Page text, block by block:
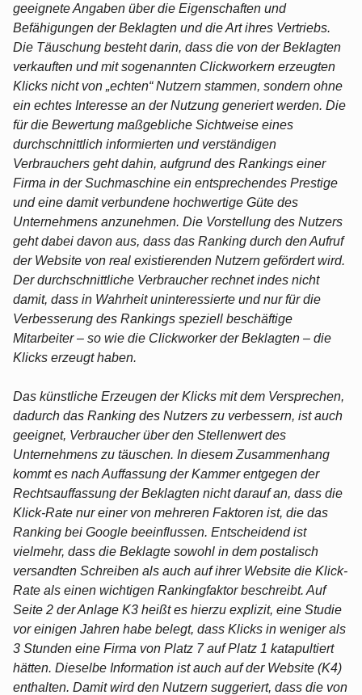
geeignete Angaben über die Eigenschaften und
Befähigungen der Beklagten und die Art ihres Vertriebs.
Die Täuschung besteht darin, dass die von der Beklagten
verkauften und mit sogenannten Clickworkern erzeugten
Klicks nicht von „echten“ Nutzern stammen, sondern ohne
ein echtes Interesse an der Nutzung generiert werden. Die
für die Bewertung maßgebliche Sichtweise eines
durchschnittlich informierten und verständigen
Verbrauchers geht dahin, aufgrund des Rankings einer
Firma in der Suchmaschine ein entsprechendes Prestige
und eine damit verbundene hochwertige Güte des
Unternehmens anzunehmen. Die Vorstellung des Nutzers
geht dabei davon aus, dass das Ranking durch den Aufruf
der Website von real existierenden Nutzern gefördert wird.
Der durchschnittliche Verbraucher rechnet indes nicht
damit, dass in Wahrheit uninteressierte und nur für die
Verbesserung des Rankings speziell beschäftige
Mitarbeiter – so wie die Clickworker der Beklagten – die
Klicks erzeugt haben.
Das künstliche Erzeugen der Klicks mit dem Versprechen,
dadurch das Ranking des Nutzers zu verbessern, ist auch
geeignet, Verbraucher über den Stellenwert des
Unternehmens zu täuschen. In diesem Zusammenhang
kommt es nach Auffassung der Kammer entgegen der
Rechtsauffassung der Beklagten nicht darauf an, dass die
Klick-Rate nur einer von mehreren Faktoren ist, die das
Ranking bei Google beeinflussen. Entscheidend ist
vielmehr, dass die Beklagte sowohl in dem postalisch
versandten Schreiben als auch auf ihrer Website die Klick-
Rate als einen wichtigen Rankingfaktor beschreibt. Auf
Seite 2 der Anlage K3 heißt es hierzu explizit, eine Studie
vor einigen Jahren habe belegt, dass Klicks in weniger als
3 Stunden eine Firma von Platz 7 auf Platz 1 katapultiert
hätten. Dieselbe Information ist auch auf der Website (K4)
enthalten. Damit wird den Nutzern suggeriert, dass die von